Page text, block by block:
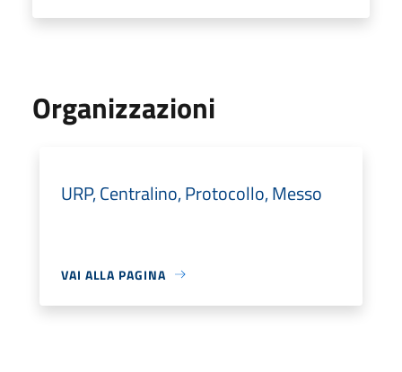
Organizzazioni
URP, Centralino, Protocollo, Messo
VAI ALLA PAGINA